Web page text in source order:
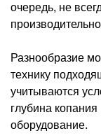
очередь, не
Разнообразие
технику
учитываются
глубина
оборудование.